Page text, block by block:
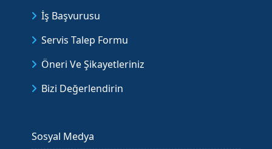
İş Başvurusu
Servis Talep Formu
Öneri Ve Şikayetleriniz
Bizi Değerlendirin
Sosyal Medya